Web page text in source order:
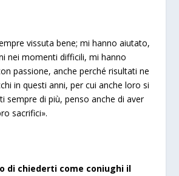
vissuta bene; mi hanno aiutato,
nei momenti difficili, mi hanno
passione, anche perché risultati ne
in questi anni, per cui anche loro si
sempre di più, penso anche di aver
sacrifici».
di chiederti come coniughi il